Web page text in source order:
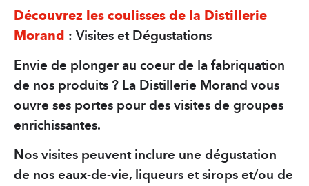
Herbes du Grand-
Jardins Des Monts
Français
Deutsch
Découvrez les coulisses de la Distillerie
Morand : Visites et Dégustations
Envie de plonger au coeur de la fabriquation
de nos produits ? La Distillerie Morand vous
ouvre ses portes pour des visites de groupes
enrichissantes.
Nos visites peuvent inclure une dégustation
de nos eaux-de-vie, liqueurs et sirops et/ou de